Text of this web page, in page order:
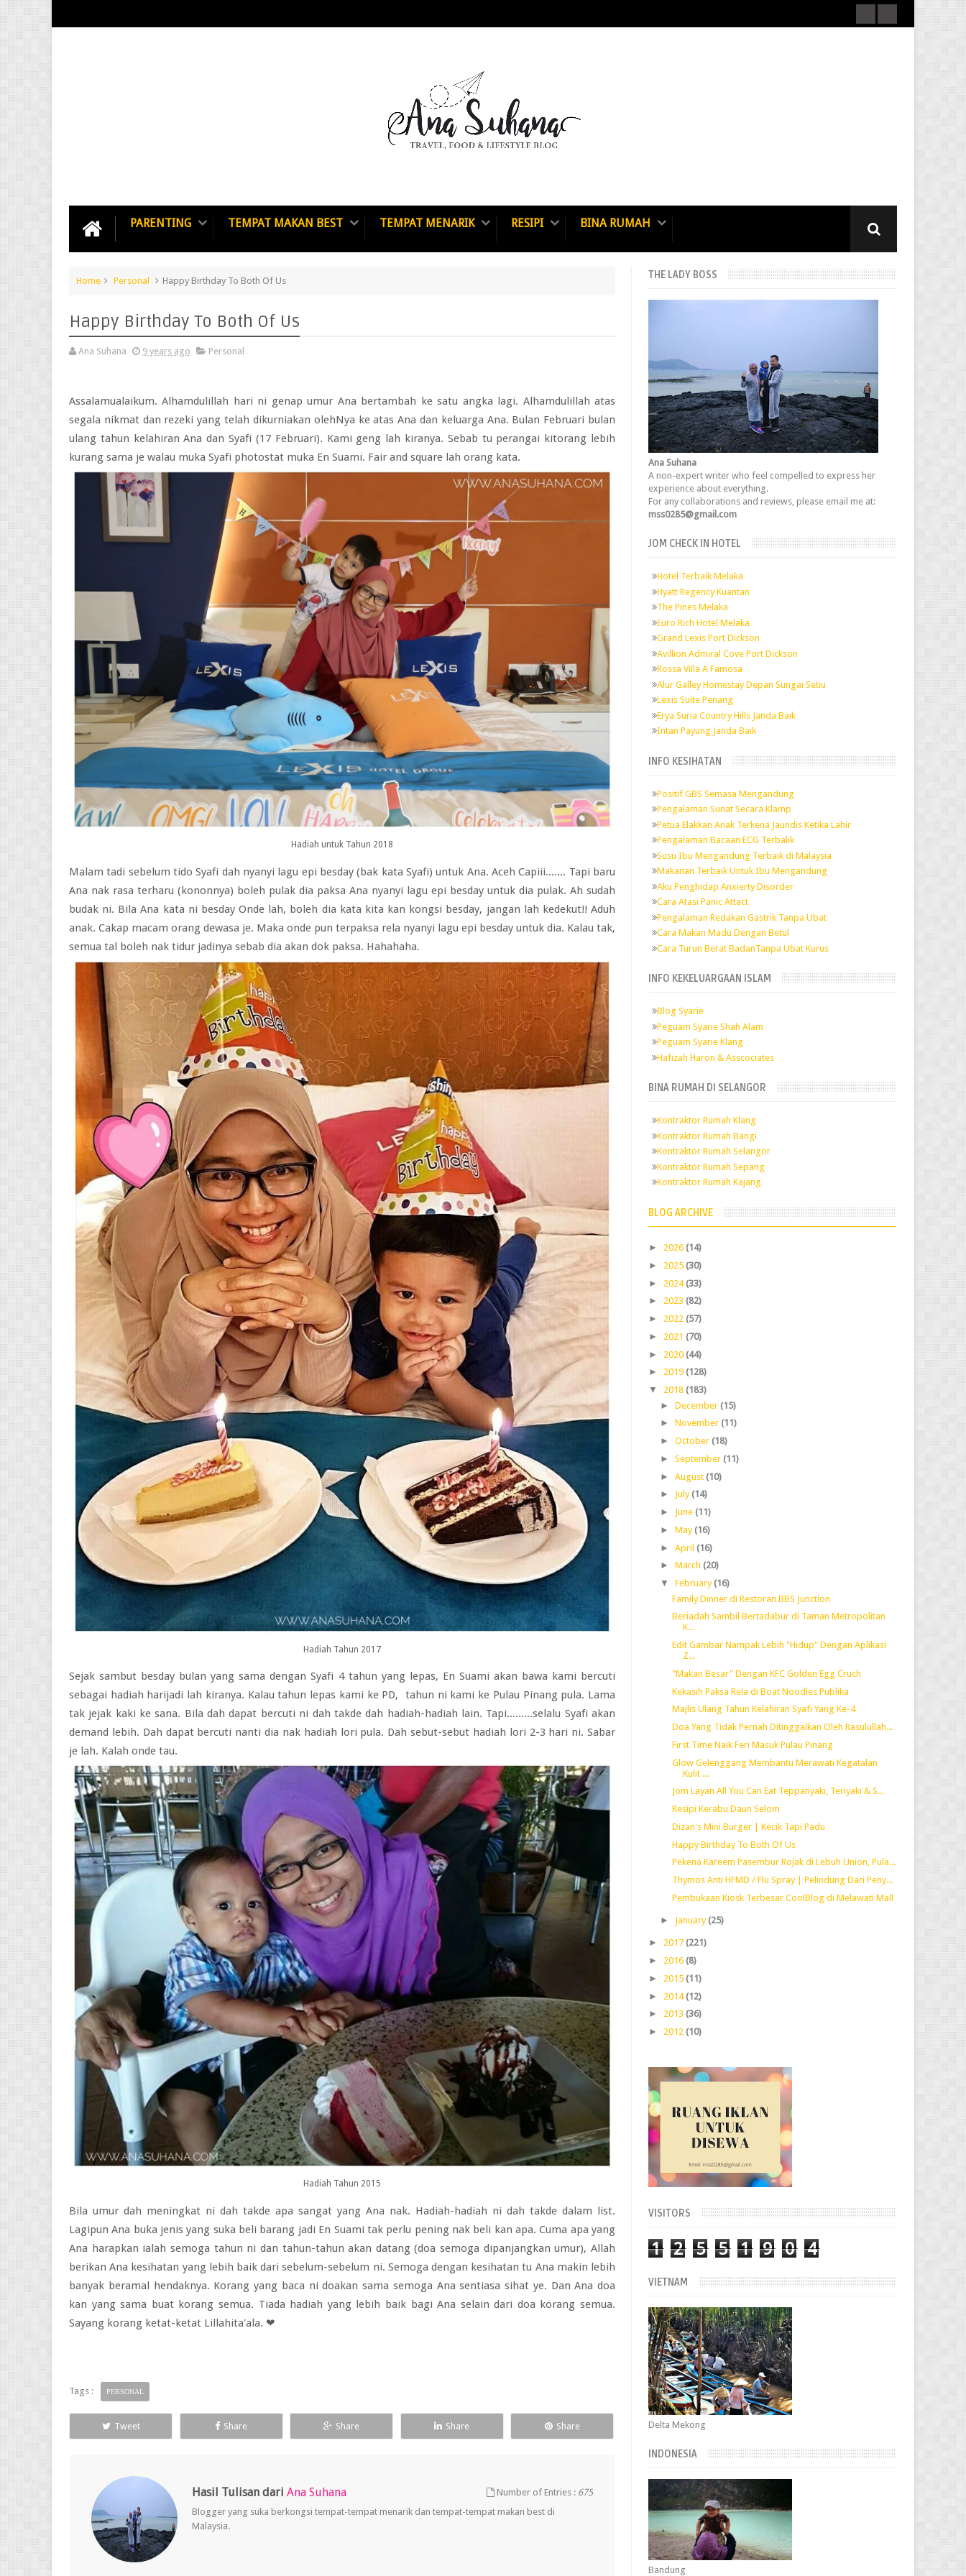
PARENTING TEMPAT MAKAN BEST TEMPAT MENARIK RESIPI BINA RUMAH
Home Personal Happy Birthday To Both Of Us
Happy Birthday To Both Of Us
Ana Suhana 9 years ago Personal
Assalamualaikum. Alhamdulillah hari ni genap umur Ana bertambah ke satu angka lagi. Alhamdulillah atas
segala nikmat dan rezeki yang telah dikurniakan olehNya ke atas Ana dan keluarga Ana. Bulan Februari bulan
ulang tahun kelahiran Ana dan Syafi (17 Februari). Kami geng lah kiranya. Sebab tu perangai kitorang lebih
kurang sama je walau muka Syafi photostat muka En Suami. Fair and square lah orang kata.
Hadiah untuk Tahun 2018
Malam tadi sebelum tido Syafi dah nyanyi lagu epi besday (bak kata Syafi) untuk Ana. Aceh Capiii....... Tapi baru
Ana nak rasa terharu (kononnya) boleh pulak dia paksa Ana nyanyi lagu epi besday untuk dia pulak. Ah sudah
budak ni. Bila Ana kata ni besday Onde lah, boleh dia kata kita kan kongsi besday, jangan lah kedekut!! Aduh
anak. Cakap macam orang dewasa je. Maka onde pun terpaksa rela nyanyi lagu epi besday untuk dia. Kalau tak,
semua tal boleh nak tidur jadinya sebab dia akan dok paksa. Hahahaha.
Hadiah Tahun 2017
Sejak sambut besday bulan yang sama dengan Syafi 4 tahun yang lepas, En Suami akan bawa kami bercuti
sebagai hadiah harijadi lah kiranya. Kalau tahun lepas kami ke PD, tahun ni kami ke Pulau Pinang pula. Lama
tak jejak kaki ke sana. Bila dah dapat bercuti ni dah takde dah hadiah-hadiah lain. Tapi.........selalu Syafi akan
demand lebih. Dah dapat bercuti nanti dia nak hadiah lori pula. Dah sebut-sebut hadiah lori 2-3 hari ni. Sabar
je lah. Kalah onde tau.
Hadiah Tahun 2015
Bila umur dah meningkat ni dah takde apa sangat yang Ana nak. Hadiah-hadiah ni dah takde dalam list.
Lagipun Ana buka jenis yang suka beli barang jadi En Suami tak perlu pening nak beli kan apa. Cuma apa yang
Ana harapkan ialah semoga tahun ni dan tahun-tahun akan datang (doa semoga dipanjangkan umur), Allah
berikan Ana kesihatan yang lebih baik dari sebelum-sebelum ni. Semoga dengan kesihatan tu Ana makin lebih
banyak beramal hendaknya. Korang yang baca ni doakan sama semoga Ana sentiasa sihat ye. Dan Ana doa
kan yang sama buat korang semua. Tiada hadiah yang lebih baik bagi Ana selain dari doa korang semua.
Sayang korang ketat-ketat Lillahita'ala. ❤
Tags : PERSONAL
Tweet Share Share Share Share
Hasil Tulisan dari Ana Suhana Number of Entries : 675
Blogger yang suka berkongsi tempat-tempat menarik dan tempat-tempat makan best di
Malaysia.
THE LADY BOSS
Ana Suhana
A non-expert writer who feel compelled to express her
experience about everything.
For any collaborations and reviews, please email me at:
mss0285@gmail.com
JOM CHECK IN HOTEL
Hotel Terbaik Melaka
Hyatt Regency Kuantan
The Pines Melaka
Euro Rich Hotel Melaka
Grand Lexis Port Dickson
Avillion Admiral Cove Port Dickson
Rossa Villa A Famosa
Alur Galley Homestay Depan Sungai Setiu
Lexis Suite Penang
Erya Suria Country Hills Janda Baik
Intan Payung Janda Baik
INFO KESIHATAN
Positif GBS Semasa Mengandung
Pengalaman Sunat Secara Klamp
Petua Elakkan Anak Terkena Jaundis Ketika Lahir
Pengalaman Bacaan ECG Terbalik
Susu Ibu Mengandung Terbaik di Malaysia
Makanan Terbaik Untuk Ibu Mengandung
Aku Penghidap Anxierty Disorder
Cara Atasi Panic Attact
Pengalaman Redakan Gastrik Tanpa Ubat
Cara Makan Madu Dengan Betul
Cara Turun Berat BadanTanpa Ubat Kurus
INFO KEKELUARGAAN ISLAM
Blog Syarie
Peguam Syarie Shah Alam
Peguam Syarie Klang
Hafizah Haron & Asscociates
BINA RUMAH DI SELANGOR
Kontraktor Rumah Klang
Kontraktor Rumah Bangi
Kontraktor Rumah Selangor
Kontraktor Rumah Sepang
Kontraktor Rumah Kajang
BLOG ARCHIVE
► 2026 (14)
► 2025 (30)
► 2024 (33)
► 2023 (82)
► 2022 (57)
► 2021 (70)
► 2020 (44)
► 2019 (128)
▼ 2018 (183)
► December (15)
► November (11)
► October (18)
► September (11)
► August (10)
► July (14)
► June (11)
► May (16)
► April (16)
► March (20)
▼ February (16)
Family Dinner di Restoran BBS Junction
Beriadah Sambil Bertadabur di Taman Metropolitan
K...
Edit Gambar Nampak Lebih "Hidup" Dengan Aplikasi
Z...
"Makan Besar" Dengan KFC Golden Egg Cruch
Kekasih Paksa Rela di Boat Noodles Publika
Majlis Ulang Tahun Kelahiran Syafi Yang Ke-4
Doa Yang Tidak Pernah Ditinggalkan Oleh Rasulullah...
First Time Naik Feri Masuk Pulau Pinang
Glow Gelenggang Membantu Merawati Kegatalan
Kulit ...
Jom Layan All You Can Eat Teppanyaki, Teriyaki & S...
Resipi Kerabu Daun Selom
Dizan's Mini Burger | Kecik Tapi Padu
Happy Birthday To Both Of Us
Pekena Kareem Pasembur Rojak di Lebuh Union, Pula...
Thymos Anti HFMD / Flu Spray | Pelindung Dari Peny...
Pembukaan Kiosk Terbesar CoolBlog di Melawati Mall
► January (25)
► 2017 (221)
► 2016 (8)
► 2015 (11)
► 2014 (12)
► 2013 (36)
► 2012 (10)
VISITORS
1 2 5 5 1 9 0 4
VIETNAM
Delta Mekong
INDONESIA
Bandung